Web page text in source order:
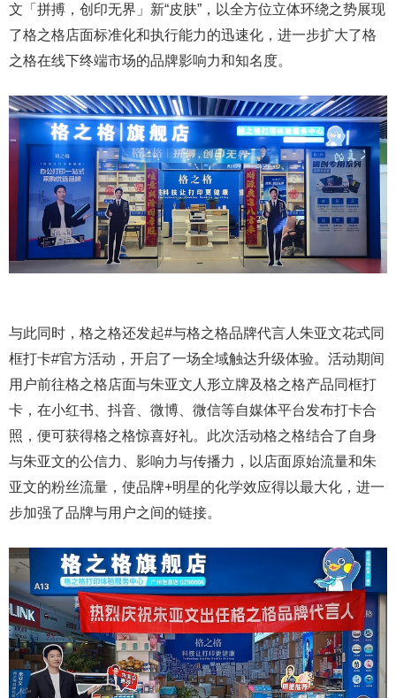
文「拼搏，创印无界」新“皮肤”，以全方位立体环绕之势展现
了格之格店面标准化和执行能力的迅速化，进一步扩大了格
之格在线下终端市场的品牌影响力和知名度。
与此同时，格之格还发起#与格之格品牌代言人朱亚文花式同
框打卡#官方活动，开启了一场全域触达升级体验。活动期间
用户前往格之格店面与朱亚文人形立牌及格之格产品同框打
卡，在小红书、抖音、微博、微信等自媒体平台发布打卡合
照，便可获得格之格惊喜好礼。此次活动格之格结合了自身
与朱亚文的公信力、影响力与传播力，以店面原始流量和朱
亚文的粉丝流量，使品牌+明星的化学效应得以最大化，进一
步加强了品牌与用户之间的链接。